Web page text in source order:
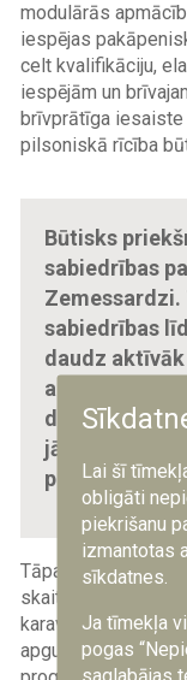
modulārās
iespējas
celt kvalifikāciju,
iespējām un
brīvprātīga
pilsoniskā rīcība
Būtisks
sabiedrības
sabiedrības
daudz
arī
dienests
jākļūst par
Tāpat jāturpina
skaits, kas sastāv
karavīriem,
apguvuši
Lai šī
obligāti
piekrišanu
izmantotas
sīkdatnes.
Ja tīmekļa
pogas
saglabājas